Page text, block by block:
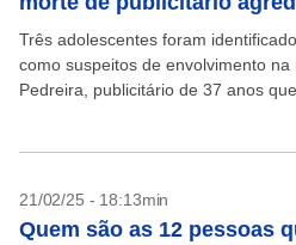
Três adolescentes foram
como suspeitos de envolvimento
Pedreira, publicitário de 37 anos
21/02/25 - 18:13min
Quem são as 12 pessoas